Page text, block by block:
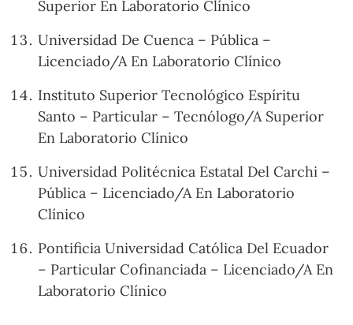
Superior En Laboratorio Clínico
Universidad De Cuenca – Pública –
Licenciado/A En Laboratorio Clínico
Instituto Superior Tecnológico Espíritu
Santo – Particular – Tecnólogo/A Superior
En Laboratorio Clínico
Universidad Politécnica Estatal Del Carchi –
Pública – Licenciado/A En Laboratorio
Clínico
Pontificia Universidad Católica Del Ecuador
– Particular Cofinanciada – Licenciado/A En
Laboratorio Clínico